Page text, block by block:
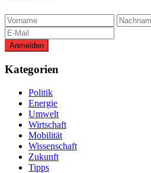
Kategorien
Politik
Energie
Umwelt
Wirtschaft
Mobilität
Wissenschaft
Zukunft
Tipps